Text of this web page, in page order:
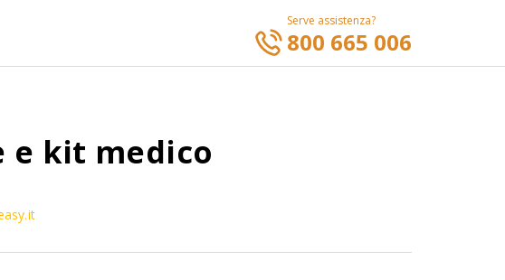
Serve assistenza?
800 665 006
e kit medico